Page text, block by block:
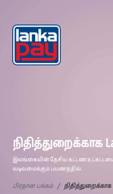
நிதித்துறைக்காக
இலங்கையின் தேசிய கட்டண
வடிவமைக்கும் பயணத்தில்.
பிரதான பக்கம் நிதித்துறைக்காக